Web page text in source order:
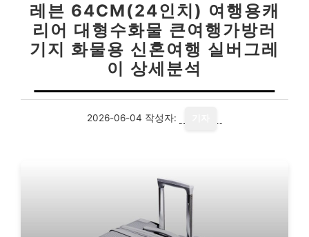
레븐 64CM(24인치) 여행용캐
리어 대형수화물 큰여행가방러
기지 화물용 신혼여행 실버그레
이 상세분석
2026-06-04 작성자: